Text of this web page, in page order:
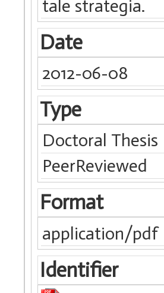
tale strategia.
Date
2012-06-08
Type
Doctoral Thesis
PeerReviewed
Format
application/pdf
Identifier